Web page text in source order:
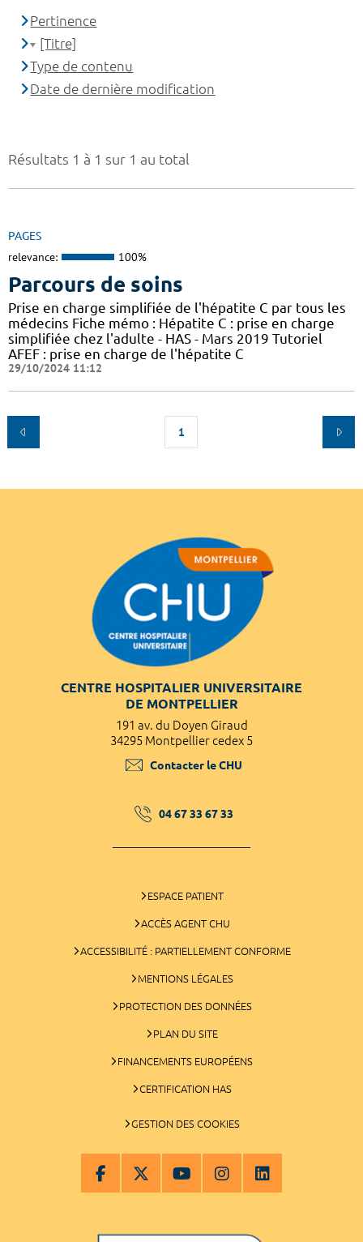
Résultats 1 à 1 sur 1 au total
PAGES
relevance: 100%
Parcours de soins
Prise en charge simplifiée de l'hépatite C par tous les
médecins Fiche mémo : Hépatite C : prise en charge
simplifiée chez l'adulte - HAS - Mars 2019 Tutoriel
AFEF : prise en charge de l'hépatite C
29/10/2024 11:12
1
Pertinence
[Titre]
Type de contenu
Date de dernière modification
CENTRE HOSPITALIER UNIVERSITAIRE
DE MONTPELLIER
191 av. du Doyen Giraud
34295 Montpellier cedex 5
Contacter le CHU
04 67 33 67 33
ESPACE PATIENT
ACCÈS AGENT CHU
ACCESSIBILITÉ : PARTIELLEMENT CONFORME
MENTIONS LÉGALES
PROTECTION DES DONNÉES
PLAN DU SITE
FINANCEMENTS EUROPÉENS
CERTIFICATION HAS
GESTION DES COOKIES